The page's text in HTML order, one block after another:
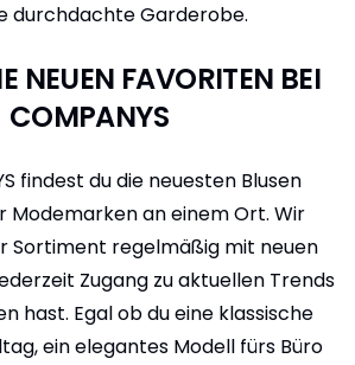
durchdachte Garderobe.
NEUEN FAVORITEN BEI
COMPANYS
findest du die neuesten Blusen
an einem Ort. Wir
Sortiment regelmäßig mit neuen
Zugang zu aktuellen Trends
hast. Egal ob du eine klassische
ein elegantes Modell fürs Büro